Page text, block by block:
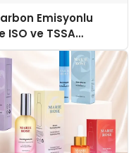
Emisyonlu
ISO ve TSSA